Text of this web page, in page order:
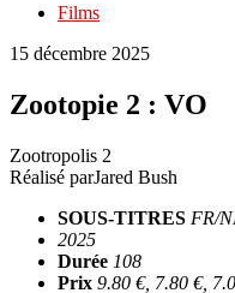
Films
15 décembre 2025
Zootopie 2 : VO
Zootropolis 2
Réalisé parJared Bush
SOUS-TITRES FR/
2025
Durée 108
Prix 9.80 €, 7.80 €,